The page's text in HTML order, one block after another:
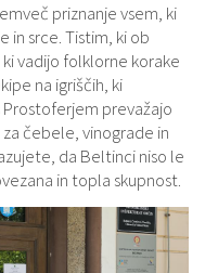
priznanje vsem, ki
in srce. Tistim, ki ob
vadijo folklorne korake
na igriščih, ki
prevažajo
čebele, vinograde in
da Beltinci niso le
in topla skupnost.